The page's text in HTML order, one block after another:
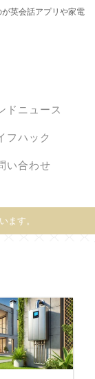
英会話アプリや家電
ドニュース
フハック
い合わせ
ます。